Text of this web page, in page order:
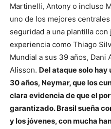
Martinelli, Antony o incluso
uno de los mejores
seguridad a una plantilla
experiencia como Thiago
Mundial a sus 39 años, Dani
Alisson. Del ataque solo hay
30 años, Neymar, que los
clara evidencia de que el
garantizado. Brasil sueña
y los jóvenes, con mucha